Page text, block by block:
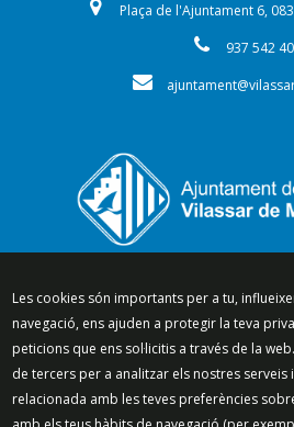
Plaça de l'Ajuntament 6,
937 542
Segueix-
Mapa del lloc Política
Les cookies són importants per a tu,
navegació, ens ajuden a protegir la teva
peticions que ens sol·licitis a través de la
de tercers per a analitzar els nostres
relacionada amb les teves preferències